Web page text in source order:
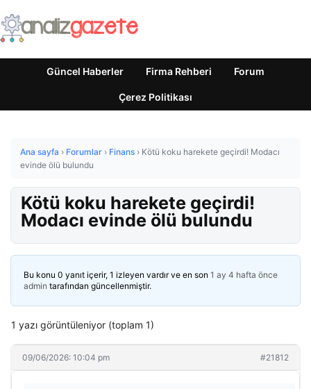
Güncel Haberler Firma Rehberi Forum
Çerez Politikası
Ana sayfa › Forumlar › Finans › Kötü koku harekete geçirdi! Modacı
evinde ölü bulundu
Kötü koku harekete geçirdi!
Modacı evinde ölü bulundu
Bu konu 0 yanıt içerir, 1 izleyen vardır ve en son 1 ay 4 hafta önce
admin tarafından güncellenmiştir.
1 yazı görüntüleniyor (toplam 1)
09/06/2026: 10:04 pm #21812